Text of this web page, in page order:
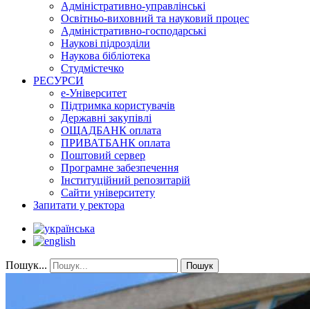
Адміністративно-управлінські
Освітньо-виховний та науковий процес
Адміністративно-господарські
Наукові підрозділи
Наукова бібліотека
Студмістечко
РЕСУРСИ
е-Університет
Підтримка користувачів
Державні закупівлі
ОЩАДБАНК оплата
ПРИВАТБАНК оплата
Поштовий сервер
Програмне забезпечення
Інституційний репозитарій
Сайти університету
Запитати у ректора
Пошук... Пошук